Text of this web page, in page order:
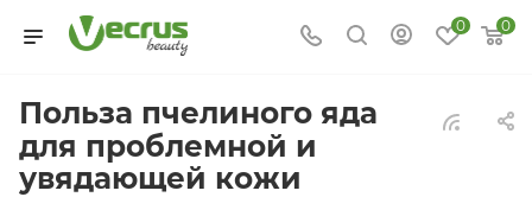
0 0
Польза пчелиного яда
для проблемной и
увядающей кожи